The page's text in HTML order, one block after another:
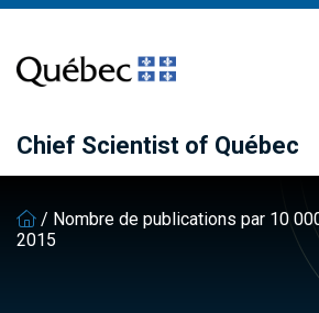
main
content
footer
Chief Scientist of Québec
/ Nombre de publications par 10
2015